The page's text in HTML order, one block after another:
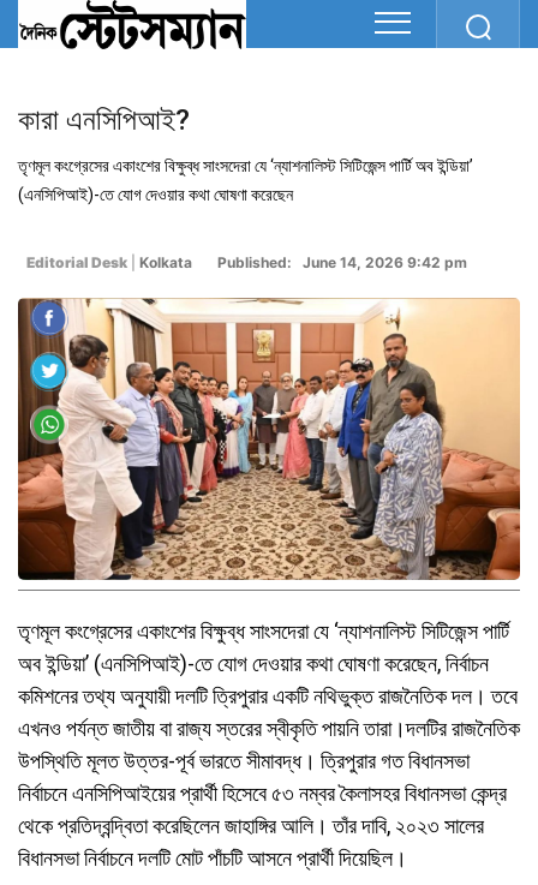
কারা এনসিপিআই?
তৃণমূল কংগ্রেসের একাংশের বিক্ষুব্ধ সাংসদেরা যে ‘ন্যাশনালিস্ট সিটিজেন্স পার্টি অব ইন্ডিয়া’
(এনসিপিআই)-তে যোগ দেওয়ার কথা ঘোষণা করেছেন
Editorial Desk Kolkata Published: June 14, 2026 9:42 pm
তৃণমূল কংগ্রেসের একাংশের বিক্ষুব্ধ সাংসদেরা যে ‘ন্যাশনালিস্ট সিটিজেন্স পার্টি
অব ইন্ডিয়া’ (এনসিপিআই)-তে যোগ দেওয়ার কথা ঘোষণা করেছেন, নির্বাচন
কমিশনের তথ্য অনুযায়ী দলটি ত্রিপুরার একটি নথিভুক্ত রাজনৈতিক দল। তবে
এখনও পর্যন্ত জাতীয় বা রাজ্য স্তরের স্বীকৃতি পায়নি তারা।দলটির রাজনৈতিক
উপস্থিতি মূলত উত্তর-পূর্ব ভারতে সীমাবদ্ধ। ত্রিপুরার গত বিধানসভা
নির্বাচনে এনসিপিআইয়ের প্রার্থী হিসেবে ৫৩ নম্বর কৈলাসহর বিধানসভা কেন্দ্র
থেকে প্রতিদ্বন্দ্বিতা করেছিলেন জাহাঙ্গির আলি। তাঁর দাবি, ২০২৩ সালের
বিধানসভা নির্বাচনে দলটি মোট পাঁচটি আসনে প্রার্থী দিয়েছিল।